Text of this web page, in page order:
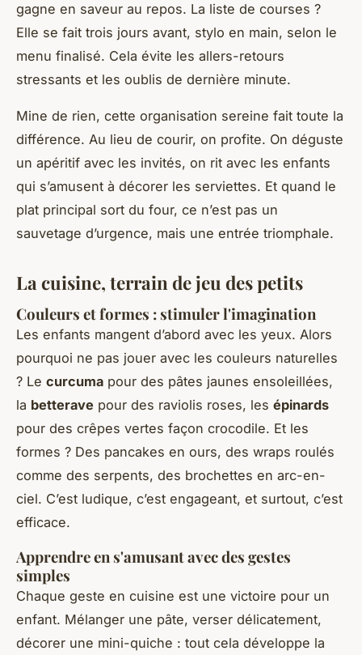
gagne en saveur au repos. La liste de courses ?
Elle se fait trois jours avant, stylo en main, selon le
menu finalisé. Cela évite les allers-retours
stressants et les oublis de dernière minute.
Mine de rien, cette organisation sereine fait toute la
différence. Au lieu de courir, on profite. On déguste
un apéritif avec les invités, on rit avec les enfants
qui s’amusent à décorer les serviettes. Et quand le
plat principal sort du four, ce n’est pas un
sauvetage d’urgence, mais une entrée triomphale.
La cuisine, terrain de jeu des petits
Couleurs et formes : stimuler l'imagination
Les enfants mangent d’abord avec les yeux. Alors
pourquoi ne pas jouer avec les couleurs naturelles
? Le curcuma pour des pâtes jaunes ensoleillées,
la betterave pour des raviolis roses, les épinards
pour des crêpes vertes façon crocodile. Et les
formes ? Des pancakes en ours, des wraps roulés
comme des serpents, des brochettes en arc-en-
ciel. C’est ludique, c’est engageant, et surtout, c’est
efficace.
Apprendre en s'amusant avec des gestes
simples
Chaque geste en cuisine est une victoire pour un
enfant. Mélanger une pâte, verser délicatement,
décorer une mini-quiche : tout cela développe la